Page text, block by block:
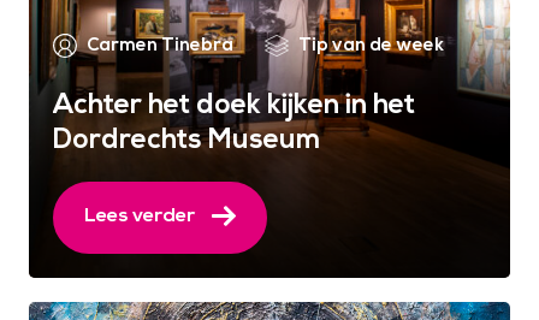
Carmen Tinebra Tip van de week
Achter het doek kijken in het
Dordrechts Museum
Lees verder